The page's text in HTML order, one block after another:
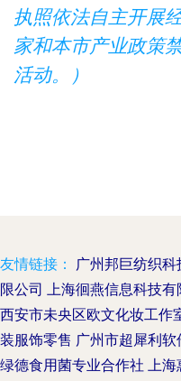
执照依法自主开展
家和本市产业政策
活动。）
友情链接： 广州邦巨纺织科
限公司 上海徊燕信息科技有
西安市未央区欧文化妆工作
装服饰零售 广州市超犀利
绿德食用菌专业合作社 上海